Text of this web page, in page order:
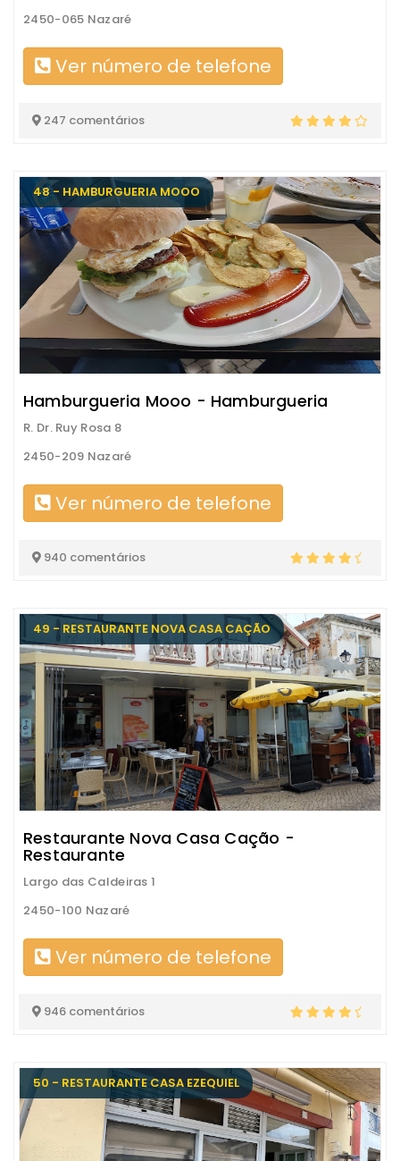
2450-065 Nazaré
Ver número de telefone
247 comentários
48 - HAMBURGUERIA MOOO
Hamburgueria Mooo - Hamburgueria
R. Dr. Ruy Rosa 8
2450-209 Nazaré
Ver número de telefone
940 comentários
49 - RESTAURANTE NOVA CASA CAÇÃO
Restaurante Nova Casa Cação -
Restaurante
Largo das Caldeiras 1
2450-100 Nazaré
Ver número de telefone
946 comentários
50 - RESTAURANTE CASA EZEQUIEL